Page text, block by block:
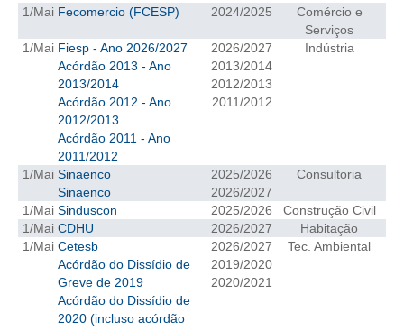
HISTÓRICO E ATUAÇÃO
PERSONALIDADES DA TECNOLOGIA
NÚCLEO DA MULHER ENGENHEIRA
TRANSPARÊNCIA
JURÍDICO
CONSULTORIA
1/Mai Fecomercio (FCESP) 2024/2025
Comércio e
Serviços
1/Mai Fiesp - Ano 2026/2027
Acórdão 2013 - Ano
2013/2014
Acórdão 2012 - Ano
2012/2013
Acórdão 2011 - Ano
2011/2012
2026/2027
2013/2014
2012/2013
2011/2012
Indústria
1/Mai Sinaenco
Sinaenco
2025/2026
2026/2027
Consultoria
1/Mai Sinduscon 2025/2026
Construção Civil
1/Mai CDHU 2026/2027
Habitação
1/Mai Cetesb
Acórdão do Dissídio de
Greve de 2019
Acórdão do Dissídio de
2020 (incluso acórdão
2026/2027
2019/2020
2020/2021
Tec. Ambiental